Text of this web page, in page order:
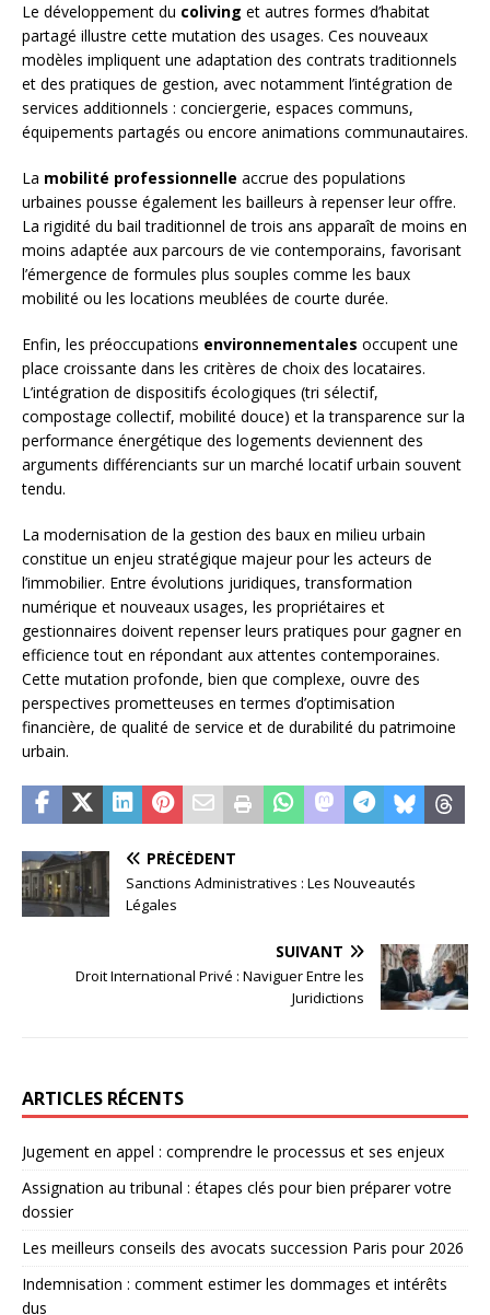
Le développement du coliving et autres formes d’habitat
partagé illustre cette mutation des usages. Ces nouveaux
modèles impliquent une adaptation des contrats traditionnels
et des pratiques de gestion, avec notamment l’intégration de
services additionnels : conciergerie, espaces communs,
équipements partagés ou encore animations communautaires.
La mobilité professionnelle accrue des populations
urbaines pousse également les bailleurs à repenser leur offre.
La rigidité du bail traditionnel de trois ans apparaît de moins en
moins adaptée aux parcours de vie contemporains, favorisant
l’émergence de formules plus souples comme les baux
mobilité ou les locations meublées de courte durée.
Enfin, les préoccupations environnementales occupent une
place croissante dans les critères de choix des locataires.
L’intégration de dispositifs écologiques (tri sélectif,
compostage collectif, mobilité douce) et la transparence sur la
performance énergétique des logements deviennent des
arguments différenciants sur un marché locatif urbain souvent
tendu.
La modernisation de la gestion des baux en milieu urbain
constitue un enjeu stratégique majeur pour les acteurs de
l’immobilier. Entre évolutions juridiques, transformation
numérique et nouveaux usages, les propriétaires et
gestionnaires doivent repenser leurs pratiques pour gagner en
efficience tout en répondant aux attentes contemporaines.
Cette mutation profonde, bien que complexe, ouvre des
perspectives prometteuses en termes d’optimisation
financière, de qualité de service et de durabilité du patrimoine
urbain.
PRÉCÉDENT
Sanctions Administratives : Les Nouveautés
Légales
SUIVANT
Droit International Privé : Naviguer Entre les
Juridictions
ARTICLES RÉCENTS
Jugement en appel : comprendre le processus et ses enjeux
Assignation au tribunal : étapes clés pour bien préparer votre
dossier
Les meilleurs conseils des avocats succession Paris pour 2026
Indemnisation : comment estimer les dommages et intérêts
dus